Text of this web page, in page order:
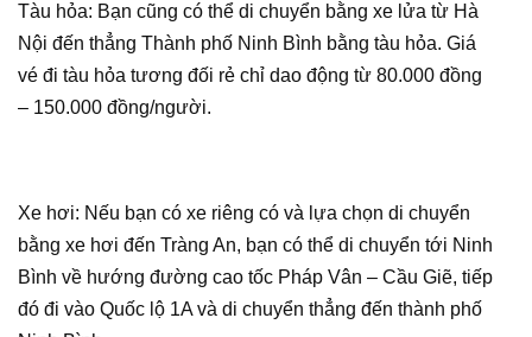
Tàu hỏa: Bạn cũng có thể di chuyển bằng xe lửa từ Hà
Nội đến thẳng Thành phố Ninh Bình bằng tàu hỏa. Giá
vé đi tàu hỏa tương đối rẻ chỉ dao động từ 80.000 đồng
– 150.000 đồng/người.
Xe hơi: Nếu bạn có xe riêng có và lựa chọn di chuyển
bằng xe hơi đến Tràng An, bạn có thể di chuyển tới Ninh
Bình về hướng đường cao tốc Pháp Vân – Cầu Giẽ, tiếp
đó đi vào Quốc lộ 1A và di chuyển thẳng đến thành phố